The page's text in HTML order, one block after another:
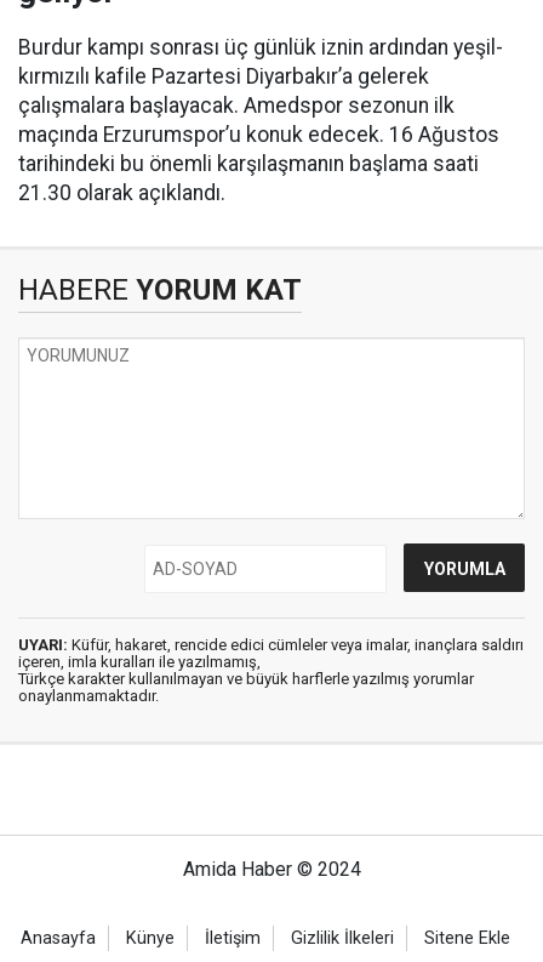
Burdur kampı sonrası üç günlük iznin ardından yeşil-
kırmızılı kafile Pazartesi Diyarbakır’a gelerek
çalışmalara başlayacak. Amedspor sezonun ilk
maçında Erzurumspor’u konuk edecek. 16 Ağustos
tarihindeki bu önemli karşılaşmanın başlama saati
21.30 olarak açıklandı.
HABERE YORUM KAT
UYARI: Küfür, hakaret, rencide edici cümleler veya imalar, inançlara saldırı
içeren, imla kuralları ile yazılmamış,
Türkçe karakter kullanılmayan ve büyük harflerle yazılmış yorumlar
onaylanmamaktadır.
Amida Haber © 2024
Anasayfa Künye İletişim Gizlilik İlkeleri Sitene Ekle